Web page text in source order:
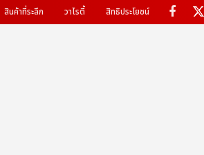
สินค้าที่ระลึก วาไรตี้ สิทธิประโยชน์